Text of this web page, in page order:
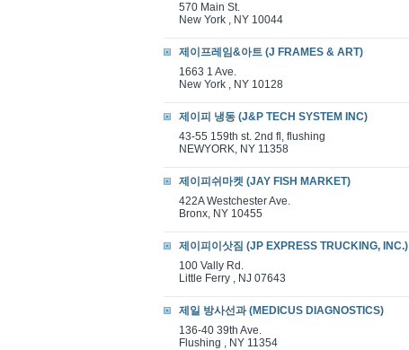
570 Main St.
New York , NY 10044
제이프레임&아트 (J FRAMES & ART)
1663 1 Ave.
New York , NY 10128
제이피 냉동 (J&P TECH SYSTEM INC)
43-55 159th st. 2nd fl, flushing
NEWYORK, NY 11358
제이피쉬마켓 (JAY FISH MARKET)
422A Westchester Ave.
Bronx, NY 10455
제이피이삿짐 (JP EXPRESS TRUCKING, INC.)
100 Vally Rd.
Little Ferry , NJ 07643
제일 방사선과 (MEDICUS DIAGNOSTICS)
136-40 39th Ave.
Flushing , NY 11354